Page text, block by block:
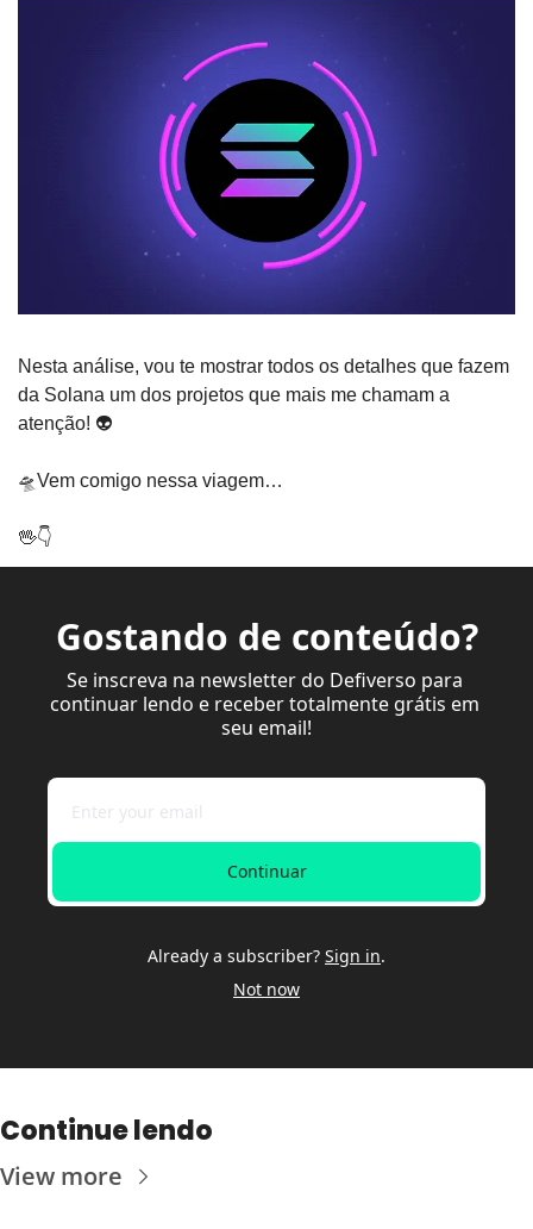
Nesta análise, vou te mostrar todos os detalhes que fazem
da Solana um dos projetos que mais me chamam a
atenção! 👽
🛸Vem comigo nessa viagem…
🖖👇
Gostando de conteúdo?
Se inscreva na newsletter do Defiverso para
continuar lendo e receber totalmente grátis em
seu email!
Continuar
Already a subscriber? Sign in.
Not now
Continue lendo
View more